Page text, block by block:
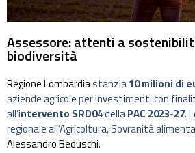
Assessore: attenti a
biodiversità
Regione Lombardiastanzia10 milioni di
aziende agricole per investimenti con
all’intervento SRD04dellaPAC 2023-27.
regionale all’Agricoltura, Sovranità
Alessandro Beduschi.